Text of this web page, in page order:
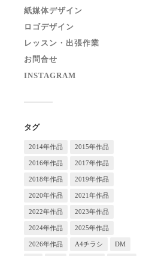
紙媒体デザイン
ロゴデザイン
レッスン・出張作業
お問合せ
INSTAGRAM
タグ
2014年作品 2015年作品
2016年作品 2017年作品
2018年作品 2019年作品
2020年作品 2021年作品
2022年作品 2023年作品
2024年作品 2025年作品
2026年作品 A4チラシ DM